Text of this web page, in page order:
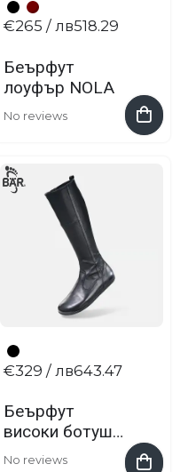
Беърфут
лоуфър NOLA
No reviews
€265 / лв518.29
Беърфут
високи ботуши
LYNN 2.0
No reviews
€329 / лв643.47